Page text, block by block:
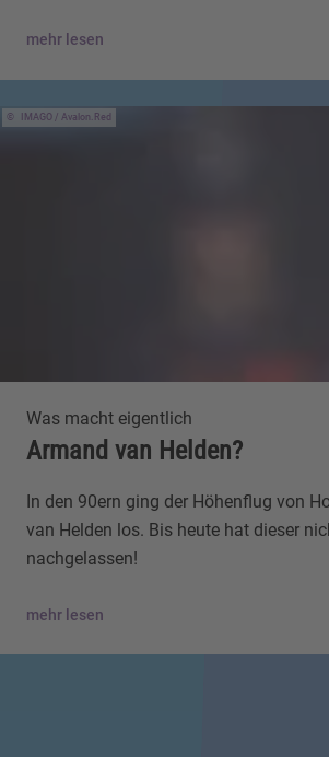
mehr lesen
IMAGO / Avalon.Red
Was macht eigentlich
Armand van Helden?
In den 90ern ging der Höhenflug von
van Helden los. Bis heute hat dieser
nachgelassen!
mehr lesen